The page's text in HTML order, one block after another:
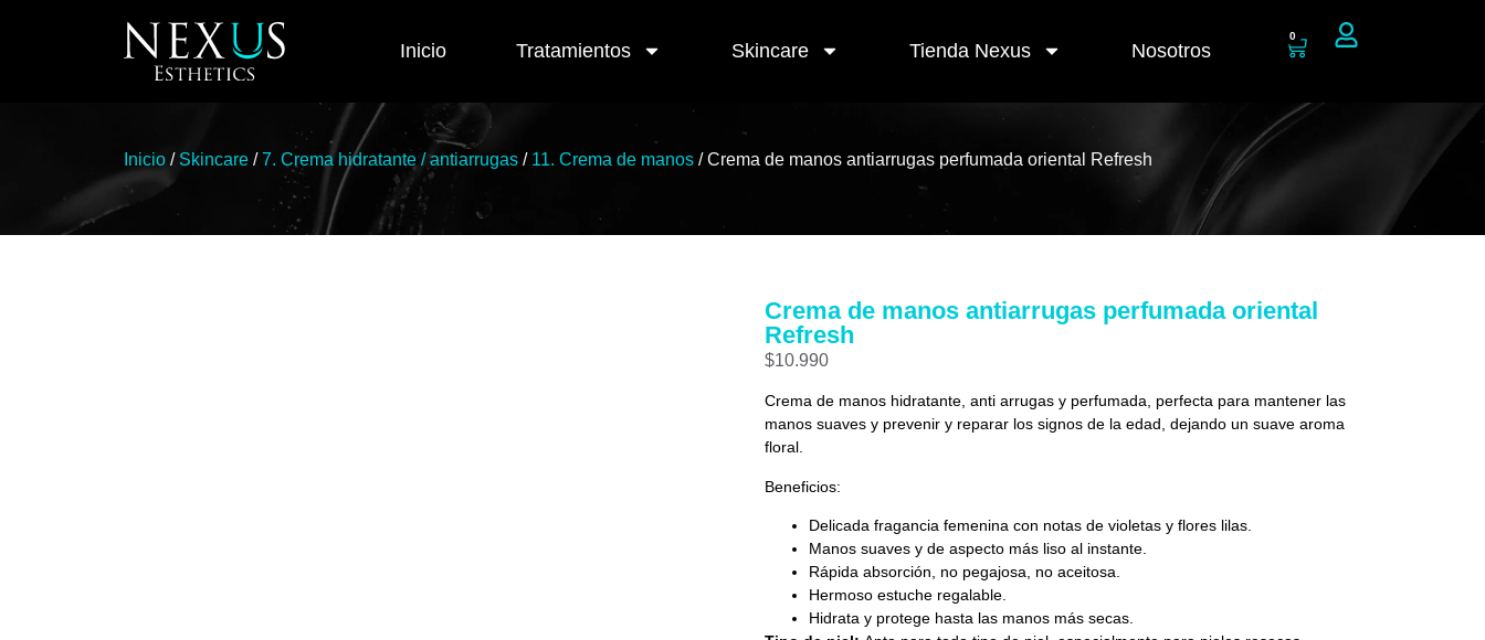
0
Inicio Tratamientos Skincare Tienda Nexus Nosotros
Inicio / Skincare /7. Crema hidratante / antiarrugas / 11. Crema de manos / Crema de manos antiarrugas perfumada oriental Refresh
Crema de manos antiarrugas perfumada oriental
Refresh
$10.990
Crema de manos hidratante, anti arrugas y perfumada, perfecta para mantener las
manos suaves y prevenir y reparar los signos de la edad, dejando un suave aroma
floral.
Beneficios:
Delicada fragancia femenina con notas de violetas y flores lilas.
Manos suaves y de aspecto más liso al instante.
Rápida absorción, no pegajosa, no aceitosa.
Hermoso estuche regalable.
Hidrata y protege hasta las manos más secas.